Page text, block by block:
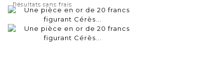
Résultats sans frais